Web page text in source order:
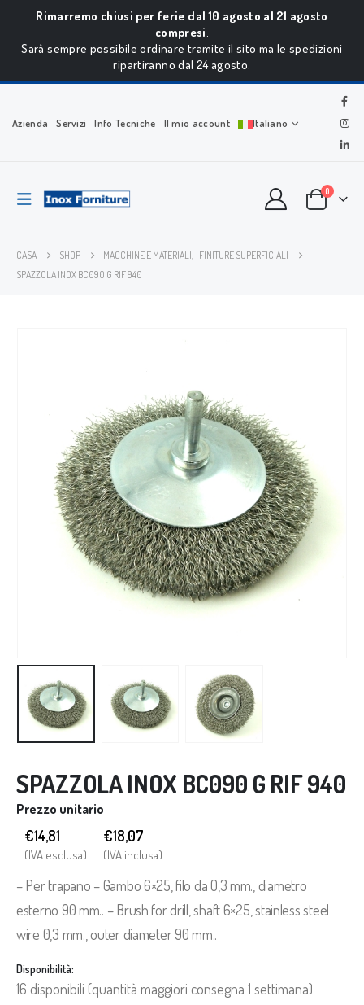
Rimarremo chiusi per ferie dal 10 agosto al 21 agosto
compresi.
Sarà sempre possibile ordinare tramite il sito ma le spedizioni
ripartiranno dal 24 agosto.
Azienda Servizi Info Tecniche Il mio account Italiano
0
CASA SHOP MACCHINE E MATERIALI, FINITURE SUPERFICIALI
SPAZZOLA INOX BC090 G RIF 940
SPAZZOLA INOX BC090 G RIF 940
Prezzo unitario
€14,81
(IVA esclusa)
€18,07
(IVA inclusa)
– Per trapano – Gambo 6×25, filo da 0,3 mm., diametro
esterno 90 mm.. – Brush for drill, shaft 6×25, stainless steel
wire 0,3 mm., outer diameter 90 mm..
Disponibilità:
16 disponibili (quantità maggiori consegna 1 settimana)